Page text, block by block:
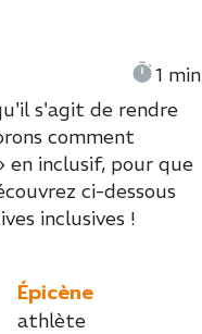
1 min
s'agit de rendre
comment
en inclusif, pour que
ci-dessous
inclusives !
Épicène
athlète